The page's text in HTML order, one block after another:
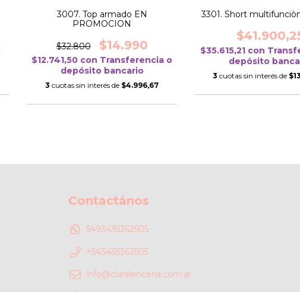
3007. Top armado EN
PROMOCION
$32.800 $14.990
$12.741,50 con Transferencia o
depósito bancario
3 cuotas sin interés de $4.996,67
3301. Short
$35.615,21 con
depósito
3 cuotas sin interés de
Contactános
5493435362505
+543435362505
info@claralenceria.com.ar